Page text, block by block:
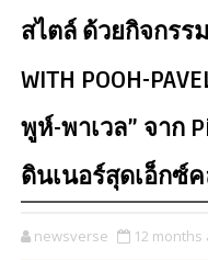
สไตล์ ด้วยกิจกรรม
WITH POOH-
พูห์-พาเวล” จาก
ดินเนอร์สุดเอ็ก
newsverse 12 months